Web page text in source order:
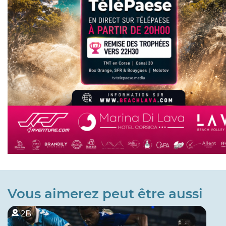
Vous aimerez peut être aussi
2B